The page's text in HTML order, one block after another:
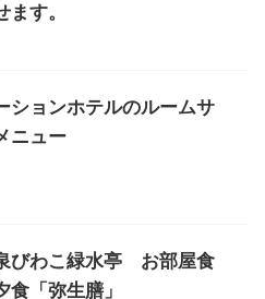
ます。
ションホテルのルームサ
ニュー
びわこ緑水亭 お部屋食
食「弥生膳」